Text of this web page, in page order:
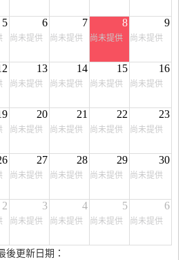
5 6
尚未提供
7
尚未提供
8
尚未提供
9
尚未提供
13
尚未提供
14
尚未提供
15
尚未提供
16
尚未提供
20
尚未提供
21
尚未提供
22
尚未提供
23
尚未提供
27
尚未提供
28
尚未提供
29
尚未提供
30
尚未提供
2 3
尚未提供
4
尚未提供
5
尚未提供
6
尚未提供
後更新日期：